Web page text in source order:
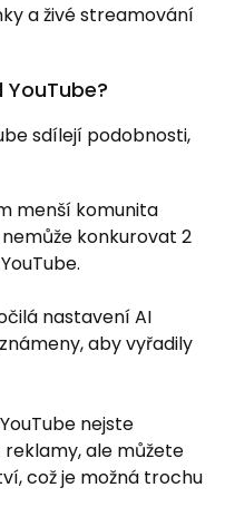
a živé streamování
sdílejí podobnosti,
menší komunita
konkurovat 2
nastavení AI
aby vyřadily
nejste
reklamy, ale můžete
což je možná trochu